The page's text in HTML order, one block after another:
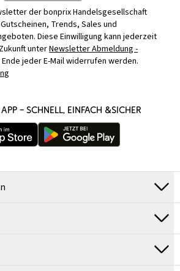
der bonprix Handelsgesellschaft
Trends, Sales und
Diese Einwilligung kann jederzeit
unterNewsletter Abmeldung -
jeder E-Mail widerrufen werden.
– SCHNELL, EINFACH &SICHER